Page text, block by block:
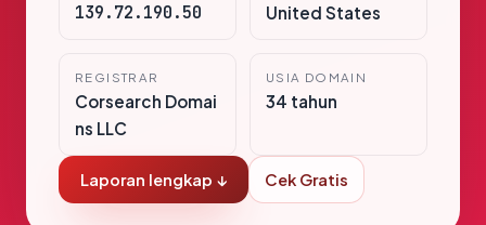
139.72.190.50 United States
REGISTRAR
Corsearch Domai
ns LLC
USIA DOMAIN
34 tahun
Laporan lengkap ↓ Cek Gratis